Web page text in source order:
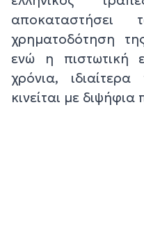
χρηματοδότηση
ενώ η πιστωτική
χρόνια, ιδιαίτερα
κινείται με